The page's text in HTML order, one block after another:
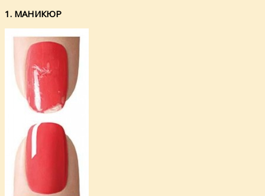
1. МАНИКЮР